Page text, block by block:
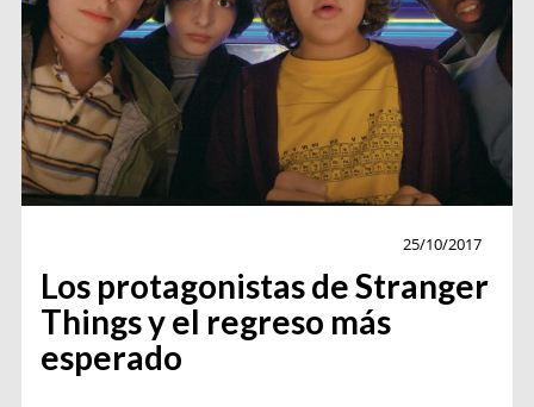
25/10/2017
Los protagonistas de Stranger
Things y el regreso más
esperado